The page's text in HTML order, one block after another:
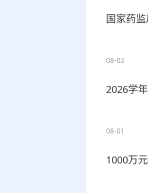
国家药
08-02
2026学
08-01
1000万